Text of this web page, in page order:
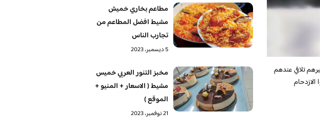
تلاقي عندهم
مطاعم بخاري خميش
مشيط افضل المطاعم من
تجارب الناس
5 ديسمبر، 2023
مخبز التنور العربي خميس
مشيط ( الاسعار + المنيو +
الموقع )
21 نوفمبر، 2023